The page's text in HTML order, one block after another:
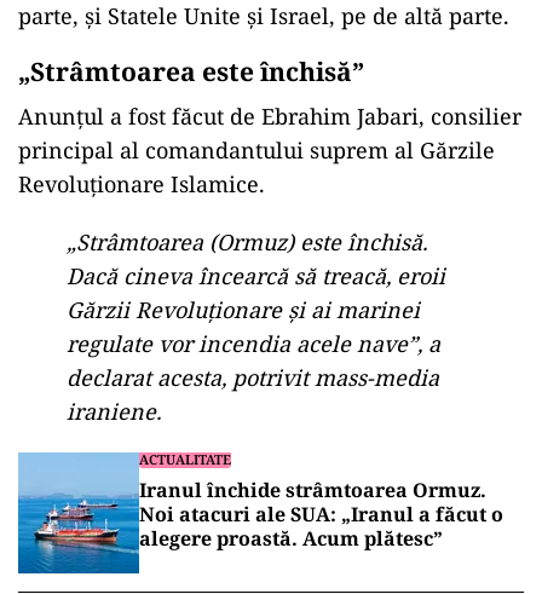
parte, și Statele Unite și Israel, pe de altă parte.
„Strâmtoarea este închisă”
Anunțul a fost făcut de Ebrahim Jabari, consilier
principal al comandantului suprem al Gărzile
Revoluționare Islamice.
„Strâmtoarea (Ormuz) este închisă.
Dacă cineva încearcă să treacă, eroii
Gărzii Revoluţionare şi ai marinei
regulate vor incendia acele nave”, a
declarat acesta, potrivit mass-media
iraniene.
ACTUALITATE
Iranul închide strâmtoarea Ormuz.
Noi atacuri ale SUA: „Iranul a făcut o
alegere proastă. Acum plătesc”